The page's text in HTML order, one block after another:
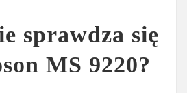
sprawdza się
MS 9220?